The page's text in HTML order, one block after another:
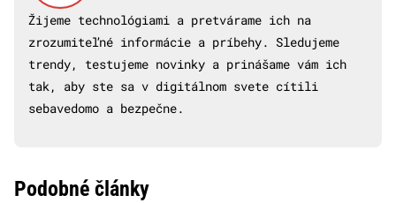
Žijeme technológiami a pretvárame ich na
zrozumiteľné informácie a príbehy. Sledujeme
trendy, testujeme novinky a prinášame vám ich
tak, aby ste sa v digitálnom svete cítili
sebavedomo a bezpečne.
Podobné články